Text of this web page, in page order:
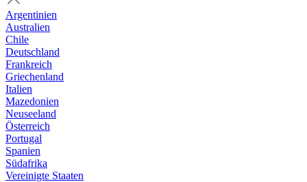
Argentinien
Australien
Chile
Deutschland
Frankreich
Griechenland
Italien
Mazedonien
Neuseeland
Österreich
Portugal
Spanien
Südafrika
Vereinigte Staaten